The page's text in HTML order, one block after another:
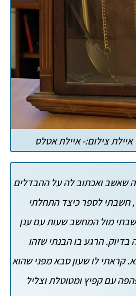
צילום:- איילת אטלס
שאשב ואכתוב לה על ההבדלים
חשבתי לספר כיצד התחלתי
מול המחשב שעות עם ענן
הרגע בו הבנתי שזהו
קראתי לו שעון סבא מפני שהוא
עם קפיץ ומטוטלת וצליל